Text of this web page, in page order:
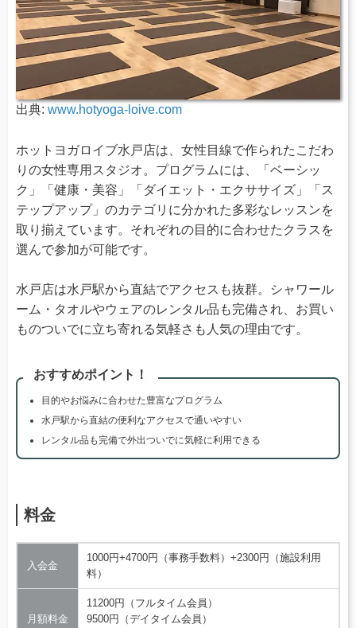
出典: www.hotyoga-loive.com
ホットヨガロイブ水戸店は、女性目線で作られたこだわ
りの女性専用スタジオ。プログラムには、「ベーシッ
ク」「健康・美容」「ダイエット・エクササイズ」「ス
テップアップ」のカテゴリに分かれた多彩なレッスンを
取り揃えています。それぞれの目的に合わせたクラスを
選んで参加が可能です。
水戸店は水戸駅から直結でアクセスも抜群。シャワール
ーム・タオルやウェアのレンタル品も完備され、お買い
ものついでに立ち寄れる気軽さも人気の理由です。
おすすめポイント！
目的やお悩みに合わせた豊富なプログラム
水戸駅から直結の便利なアクセスで通いやすい
レンタル品も完備で外出ついでに気軽に利用できる
料金
入会金
1000円+4700円（事務手数料）+2300円（施設利用
料）
月額料金
11200円（フルタイム会員）
9500円（デイタイム会員）